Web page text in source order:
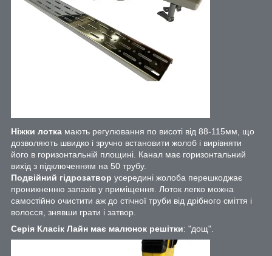
Ніжки лотка мають регулювання по висоті від 88-115мм, що
дозволяють швидко і зручно встановити жолоб і вирівняти
його в горизонтальній площині. Канал має горизонтальний
вихід з підключенням на 50 трубу.
Подвійний гідрозатвор усередині жолоба перешкоджає
проникненню запахів у приміщення. Лоток легко можна
самостійно очистити аж до стічної труби від дрібного сміття і
волосся, знявши грати і затвор.
Серія Класік Лайн має малюнок решітки: "дощ".